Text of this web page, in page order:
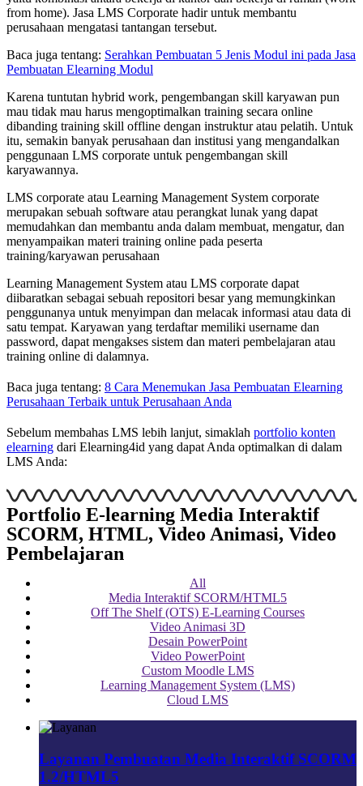
from home). Jasa LMS Corporate hadir untuk membantu
perusahaan mengatasi tantangan tersebut.
Baca juga tentang: Serahkan Pembuatan 5 Jenis Modul ini pada Jasa
Pembuatan Elearning Modul
Karena tuntutan hybrid work, pengembangan skill karyawan pun
mau tidak mau harus mengoptimalkan training secara online
dibanding training skill offline dengan instruktur atau pelatih. Untuk
itu, semakin banyak perusahaan dan institusi yang mengandalkan
penggunaan LMS corporate untuk pengembangan skill
karyawannya.
LMS corporate atau Learning Management System corporate
merupakan sebuah software atau perangkat lunak yang dapat
memudahkan dan membantu anda dalam membuat, mengatur, dan
menyampaikan materi training online pada peserta
training/karyawan perusahaan
Learning Management System atau LMS corporate dapat
diibaratkan sebagai sebuah repositori besar yang memungkinkan
penggunanya untuk menyimpan dan melacak informasi atau data di
satu tempat. Karyawan yang terdaftar memiliki username dan
password, dapat mengakses sistem dan materi pembelajaran atau
training online di dalamnya.
Baca juga tentang: 8 Cara Menemukan Jasa Pembuatan Elearning
Perusahaan Terbaik untuk Perusahaan Anda
Sebelum membahas LMS lebih lanjut, simaklah portfolio konten
elearning dari Elearning4id yang dapat Anda optimalkan di dalam
LMS Anda:
Portfolio E-learning Media Interaktif
SCORM, HTML, Video Animasi, Video
Pembelajaran
All
Media Interaktif SCORM/HTML5
Off The Shelf (OTS) E-Learning Courses
Video Animasi 3D
Desain PowerPoint
Video PowerPoint
Custom Moodle LMS
Learning Management System (LMS)
Cloud LMS
Layanan Pembuatan Media Interaktif SCORM
1.2/HTML5